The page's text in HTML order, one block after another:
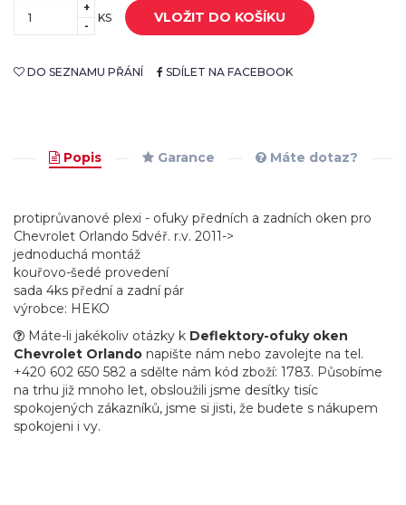
+
-
KS VLOŽIT DO KOŠÍKU
DO SEZNAMU PŘÁNÍ SDÍLET NA FACEBOOK
Popis Garance Máte dotaz?
protiprůvanové plexi - ofuky předních a zadních oken pro
Chevrolet Orlando 5dvéř. r.v. 2011->
jednoduchá montáž
kouřovo-šedé provedení
sada 4ks přední a zadní pár
výrobce: HEKO
Máte-li jakékoliv otázky k Deflektory-ofuky oken
Chevrolet Orlando napište nám nebo zavolejte na tel.
+420 602 650 582 a sdělte nám kód zboží: 1783. Působíme
na trhu již mnoho let, obsloužili jsme desítky tisíc
spokojených zákazníků, jsme si jisti, že budete s nákupem
spokojeni i vy.